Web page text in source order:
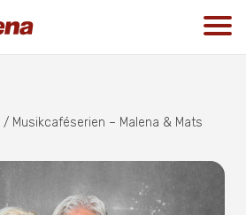
/ Musikcaféserien – Malena & Mats